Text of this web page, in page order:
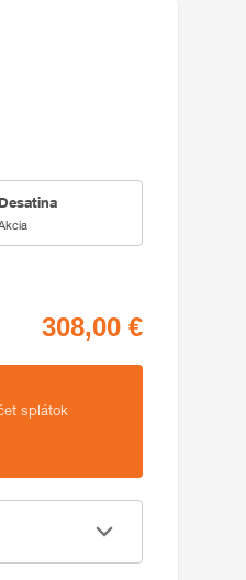
Desatina
splátok